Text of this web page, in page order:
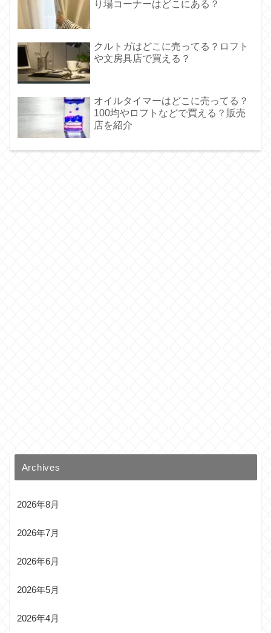
り場コーナーはどこにある？
クルトガはどこに売ってる？ロフト
や文房具店で買える？
オイルタイマーはどこに売ってる？
100均やロフトなどで買える？販売
店を紹介
Archives
2026年8月
2026年7月
2026年6月
2026年5月
2026年4月